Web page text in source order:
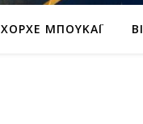
ΧΌΡΧΕ ΜΠΟΥΚΆΙ